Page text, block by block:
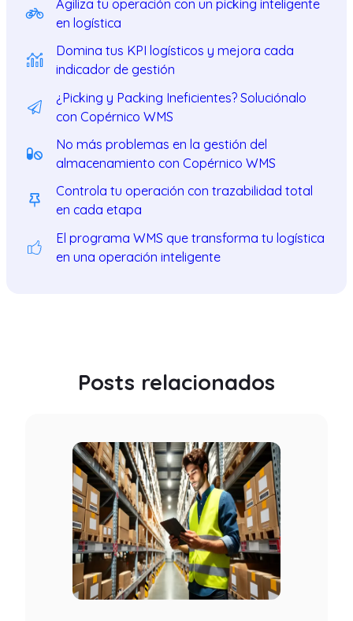
Agiliza tu operación con un picking inteligente
en logística
Domina tus KPI logísticos y mejora cada
indicador de gestión
¿Picking y Packing Ineficientes? Soluciónalo
con Copérnico WMS
No más problemas en la gestión del
almacenamiento con Copérnico WMS
Controla tu operación con trazabilidad total
en cada etapa
El programa WMS que transforma tu logística
en una operación inteligente
Posts relacionados